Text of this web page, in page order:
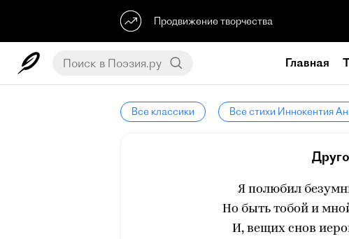
Продвижение творчества
Главная
Все классики Все стихи Иннокентия
Я полюбил
Но быть тобой и
И, вещих снов